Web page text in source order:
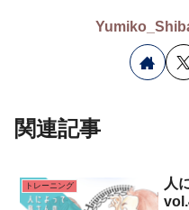
関連記事
トレーニング
人